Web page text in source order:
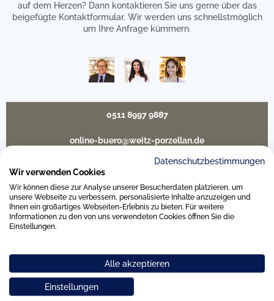
auf dem Herzen? Dann kontaktieren Sie uns gerne über das
beigefügte Kontaktformular. Wir werden uns schnellstmöglich
um Ihre Anfrage kümmern.
0511 8997 9887
online-buero@weitz-porzellan.de
Unsere Häuser
Hamburg am Neuen Wall
Hamburg AEZ
Datenschutzbestimmungen
Wir verwenden Cookies
Wir können diese zur Analyse unserer Besucherdaten platzieren, um
unsere Webseite zu verbessern, personalisierte Inhalte anzuzeigen und
Ihnen ein großartiges Webseiten-Erlebnis zu bieten. Für weitere
Informationen zu den von uns verwendeten Cookies öffnen Sie die
Einstellungen.
Alle akzeptieren
Einstellungen